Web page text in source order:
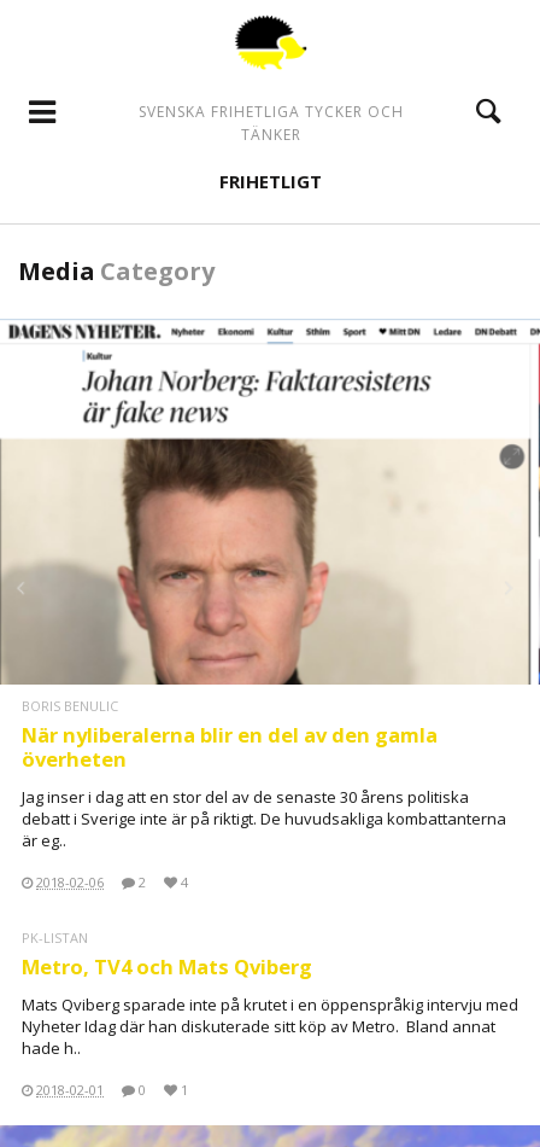
SVENSKA FRIHETLIGA TYCKER OCH
TÄNKER
FRIHETLIGT
Media Category
BORIS BENULIC
När nyliberalerna blir en del av den gamla
överheten
Jag inser i dag att en stor del av de senaste 30 årens politiska
debatt i Sverige inte är på riktigt. De huvudsakliga kombattanterna
är eg..
2018-02-06 2 4
PK-LISTAN
Metro, TV4 och Mats Qviberg
Mats Qviberg sparade inte på krutet i en öppenspråkig intervju med
Nyheter Idag där han diskuterade sitt köp av Metro. Bland annat
hade h..
2018-02-01 0 1